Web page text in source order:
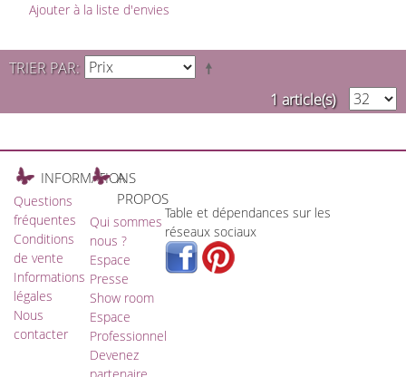
Ajouter à la liste d'envies
TRIER PAR
1 article(s)
INFORMATIONS
Questions
fréquentes
Conditions
de vente
Informations
légales
Nous
contacter
A
PROPOS
Qui sommes
nous ?
Espace
Presse
Show room
Espace
Professionnel
Devenez
Table et dépendances sur les
réseaux sociaux